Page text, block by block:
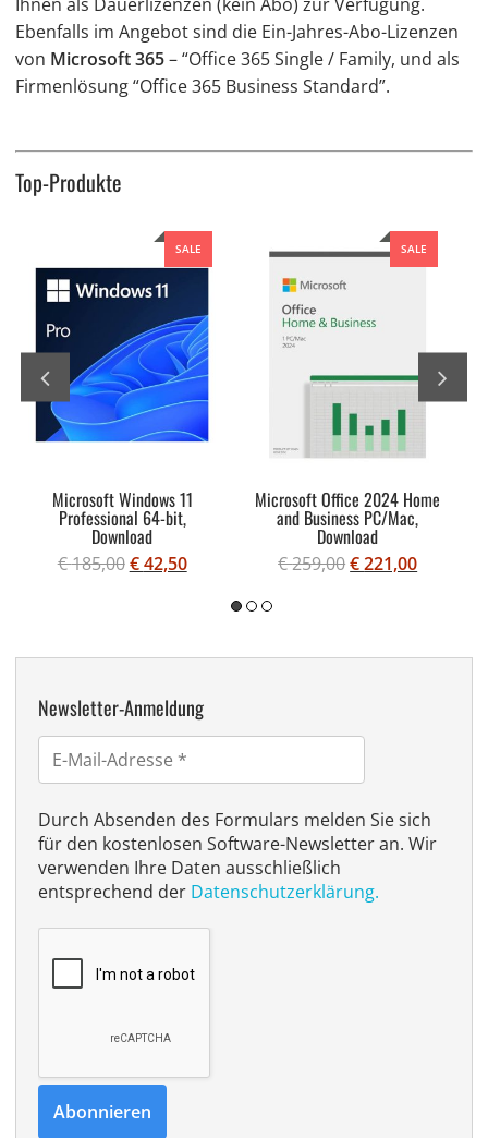
Ebenfalls im Angebot sind die Ein-Jahres-Abo-Lizenzen
von Microsoft 365– “Office 365 Single / Family, und als
Firmenlösung “Office 365 Business Standard”.
Top-Produkte
SALE
Microsoft Windows 11
Professional 64-bit,
Download
€185,00€42,50
SALE
Microsoft Office 2024 Home
and Business PC/Mac,
Download
€259,00€221,00
Newsletter-Anmeldung
E-
Mail-
Durch Absenden des Formulars melden Sie sich
für den kostenlosen Software-Newsletter an. Wir
verwenden Ihre Daten ausschließlich
entsprechend der Datenschutzerklärung.